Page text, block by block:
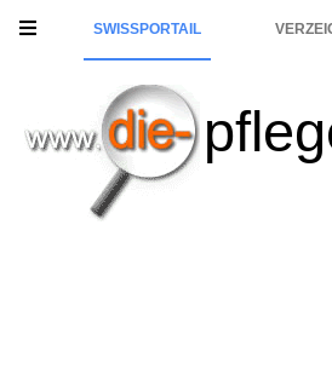
SWISSPORTAIL